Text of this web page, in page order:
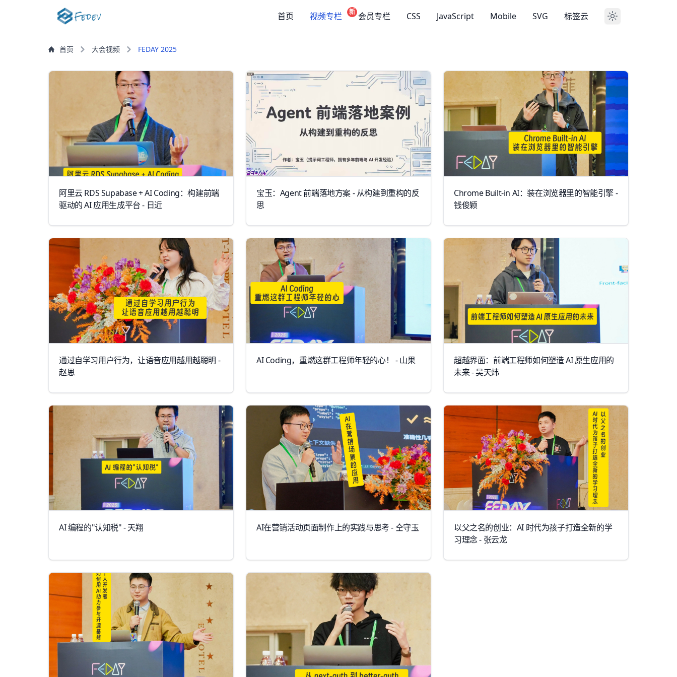
首页 视频专栏 新 会员专栏 CSS JavaScript Mobile SVG 标签云
首页 大会视频 FEDAY 2025
阿里云 RDS Supabase + AI Coding：构建前端
驱动的 AI 应用生成平台 - 日近
宝玉：Agent 前端落地方案 - 从构建到重构的反
思
Chrome Built-in AI：装在浏览器里的智能引擎 -
钱俊颖
通过自学习用户行为，让语音应用越用越聪明 -
赵恩
AI Coding，重燃这群工程师年轻的心！ - 山果
超越界面：前端工程师如何塑造 AI 原生应用的
未来 - 吴天炜
AI 编程的"认知税" - 天翔 AI在营销活动页面制作上的实践与思考 - 仝守玉
以父之名的创业：AI 时代为孩子打造全新的学
习理念 - 张云龙